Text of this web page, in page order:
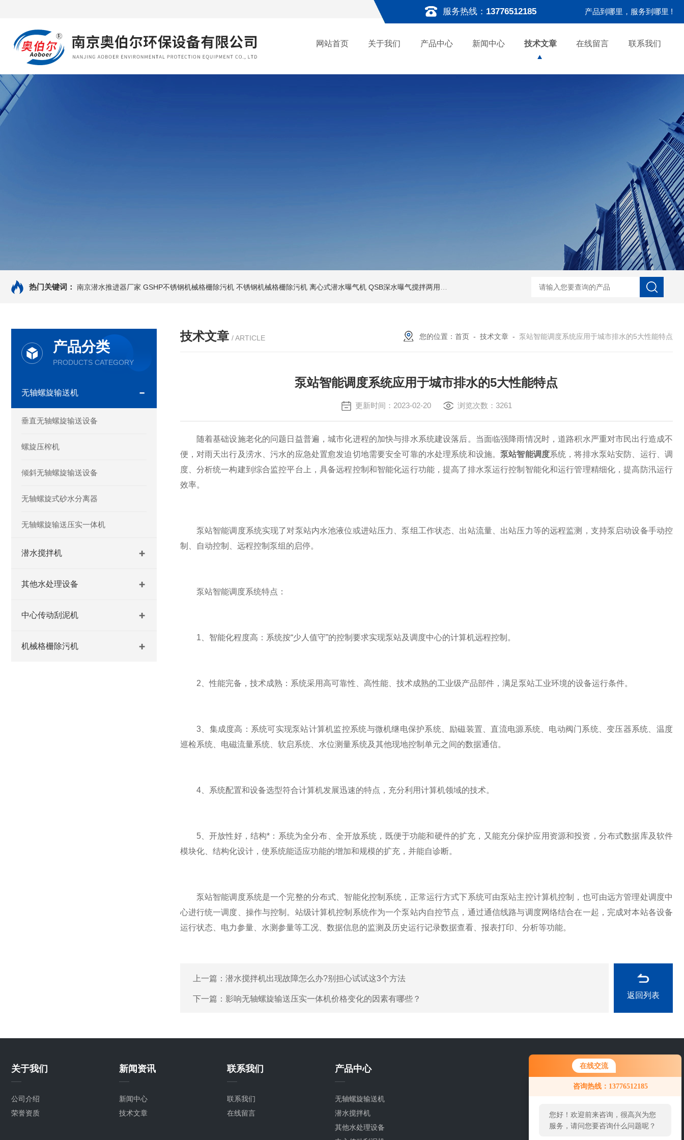
在线交流
咨询热线：13776512185
您好！欢迎前来咨询，很高兴为您
服务，请问您要咨询什么问题呢？
服务热线： 13776512185 产品到哪里，服务到哪里 !
网站首页 关于我们 产品中心 新闻中心 技术文章 在线留言 联系我们
热门关键词： 南京潜水推进器厂家 GSHP不锈钢机械格栅除污机 不锈钢机械格栅除污机 离心式潜水曝气机 QSB深水曝气搅拌两用机 絮凝反应搅拌机-潜水搅拌机 JBK型框式搅拌器-潜水搅拌
产品分类
PRODUCTS CATEGORY
无轴螺旋输送机
垂直无轴螺旋输送设备
螺旋压榨机
倾斜无轴螺旋输送设备
无轴螺旋式砂水分离器
无轴螺旋输送压实一体机
潜水搅拌机
其他水处理设备
中心传动刮泥机
机械格栅除污机
技术文章 / ARTICLE 您的位置： 首页 - 技术文章 - 泵站智能调度系统应用于城市排水的5大性能特点
泵站智能调度系统应用于城市排水的5大性能特点
更新时间：2023-02-20 浏览次数：3261
随着基础设施老化的问题日益普遍，城市化进程的加快与排水系统建设落后。当面临强降雨情况时，道路积水严重对市民出行造成不
便，对雨天出行及涝水、污水的应急处置愈发迫切地需要安全可靠的水处理系统和设施。泵站智能调度系统，将排水泵站安防、运行、调
度、分析统一构建到综合监控平台上，具备远程控制和智能化运行功能，提高了排水泵运行控制智能化和运行管理精细化，提高防汛运行
效率。
泵站智能调度系统实现了对泵站内水池液位或进站压力、泵组工作状态、出站流量、出站压力等的远程监测，支持泵启动设备手动控
制、自动控制、远程控制泵组的启停。
泵站智能调度系统特点：
1、智能化程度高：系统按“少人值守”的控制要求实现泵站及调度中心的计算机远程控制。
2、性能完备，技术成熟：系统采用高可靠性、高性能、技术成熟的工业级产品部件，满足泵站工业环境的设备运行条件。
3、集成度高：系统可实现泵站计算机监控系统与微机继电保护系统、励磁装置、直流电源系统、电动阀门系统、变压器系统、温度
巡检系统、电磁流量系统、软启系统、水位测量系统及其他现地控制单元之间的数据通信。
4、系统配置和设备选型符合计算机发展迅速的特点，充分利用计算机领域的技术。
5、开放性好，结构*：系统为全分布、全开放系统，既便于功能和硬件的扩充，又能充分保护应用资源和投资，分布式数据库及软件
模块化、结构化设计，使系统能适应功能的增加和规模的扩充，并能自诊断。
泵站智能调度系统是一个完整的分布式、智能化控制系统，正常运行方式下系统可由泵站主控计算机控制，也可由远方管理处调度中
心进行统一调度、操作与控制。站级计算机控制系统作为一个泵站内自控节点，通过通信线路与调度网络结合在一起，完成对本站各设备
运行状态、电力参量、水测参量等工况、数据信息的监测及历史运行记录数据查看、报表打印、分析等功能。
上一篇： 潜水搅拌机出现故障怎么办?别担心试试这3个方法
下一篇： 影响无轴螺旋输送压实一体机价格变化的因素有哪些？ 返回列表
关于我们
公司介绍
荣誉资质
新闻资讯
新闻中心
技术文章
联系我们
联系我们
在线留言
产品中心
无轴螺旋输送机
潜水搅拌机
其他水处理设备
025-57651851